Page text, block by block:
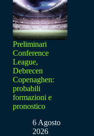
Preliminari
Conference
League,
Debrecen
Copenaghen:
probabili
formazioni e
pronostico
6 Agosto
2026